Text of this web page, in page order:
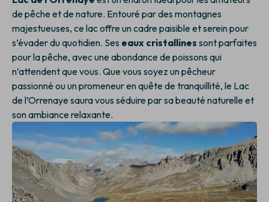
de pêche et de nature. Entouré par des montagnes
majestueuses, ce lac offre un cadre paisible et serein pour
s’évader du quotidien. Ses eaux cristallines sont parfaites
pour la pêche, avec une abondance de poissons qui
n’attendent que vous. Que vous soyez un pêcheur
passionné ou un promeneur en quête de tranquillité, le Lac
de l’Orrenaye saura vous séduire par sa beauté naturelle et
son ambiance relaxante.